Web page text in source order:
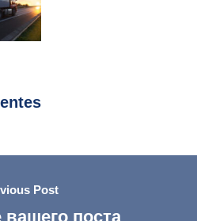
Post
поста